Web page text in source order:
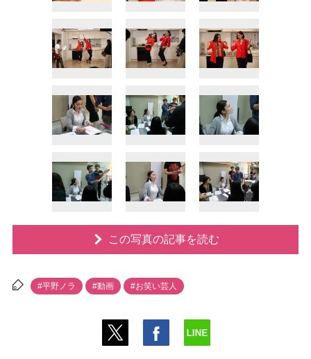
この写真の記事を読む
#平野ノラ #動画 #お笑い芸人